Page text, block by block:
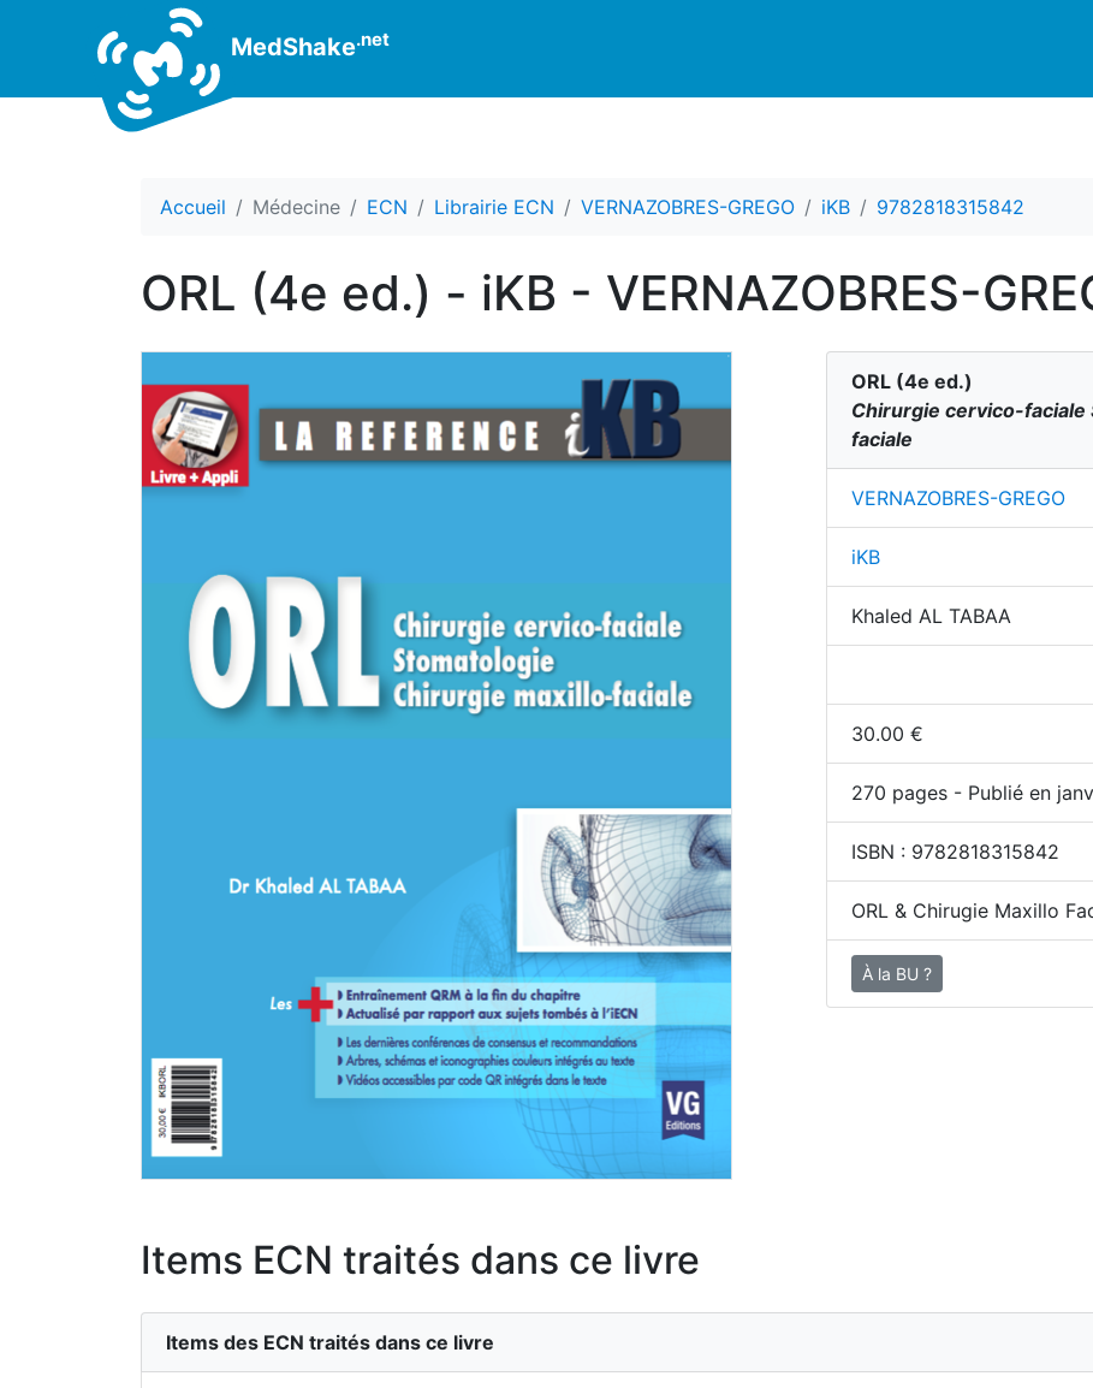
MedShake.net
Accueil Médecine ECN Librairie ECN VERNAZOBRES-GREGO iKB 9782818315842
ORL (4e ed.) - iKB - VERNAZOBRES-
ORL (4e ed.)
Chirurgie cervico-faciale
faciale
VERNAZOBRES-GREGO
iKB
Khaled AL TABAA
30.00 €
270 pages - Publié en
ISBN : 9782818315842
ORL & Chirugie Maxillo
À la BU ?
Items ECN traités dans ce livre
Items des ECN traités dans ce livre